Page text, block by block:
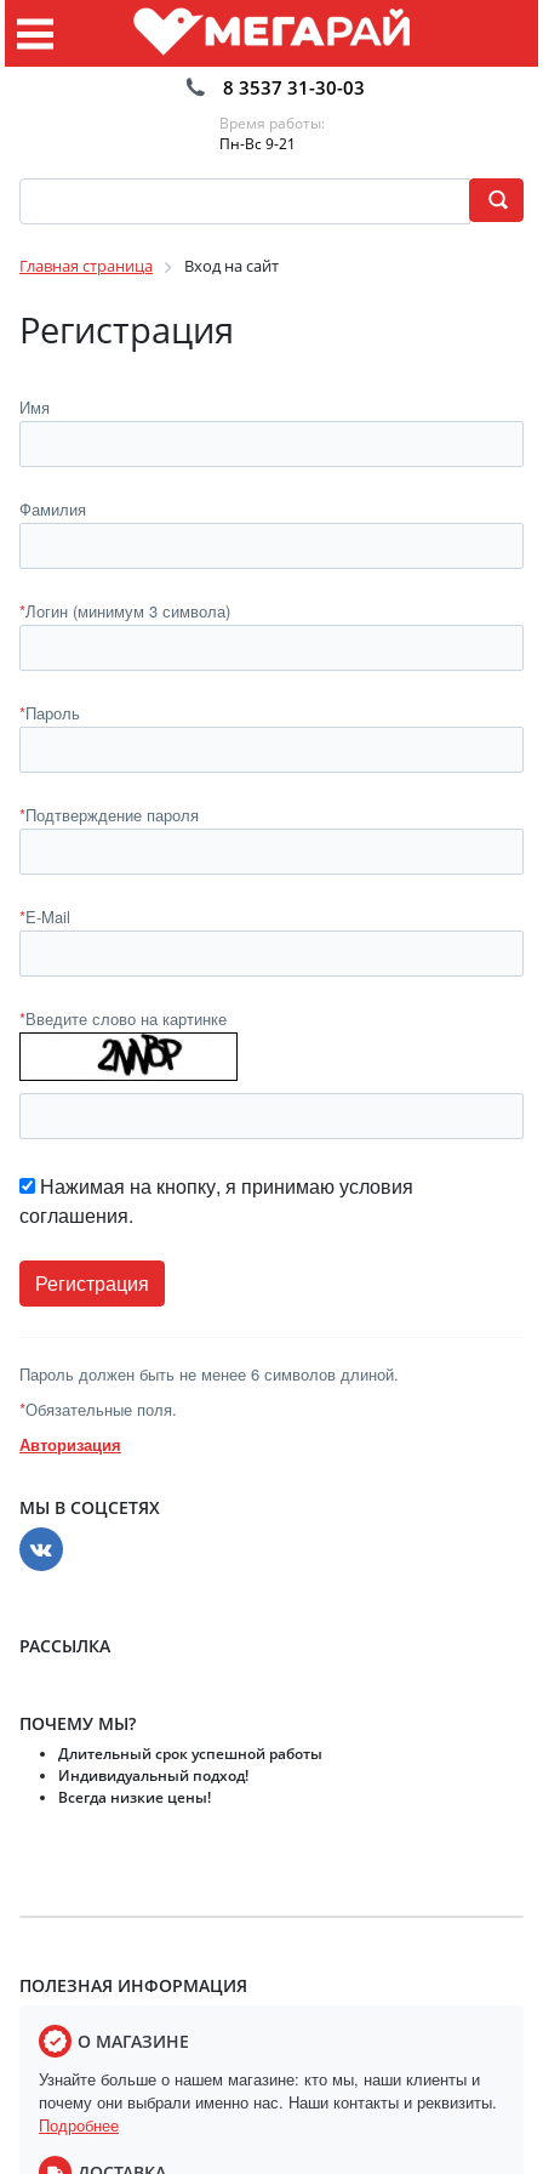
8 3537 31-30-03
Время работы:
Пн-Вс 9-21
Главная страница Вход на сайт
Регистрация
Имя
Фамилия
*Логин (минимум 3 символа)
*Пароль
*Подтверждение пароля
*E-Mail
*Введите слово на картинке
Нажимая на кнопку, я принимаю условия
соглашения.
Пароль должен быть не менее 6 символов длиной.
*Обязательные поля.
Авторизация
МЫ В СОЦСЕТЯХ
РАССЫЛКА
ПОЧЕМУ МЫ?
Длительный срок успешной работы
Индивидуальный подход!
Всегда низкие цены!
ПОЛЕЗНАЯ ИНФОРМАЦИЯ
О МАГАЗИНЕ
Узнайте больше о нашем магазине: кто мы, наши клиенты и
почему они выбрали именно нас. Наши контакты и реквизиты.
Подробнее